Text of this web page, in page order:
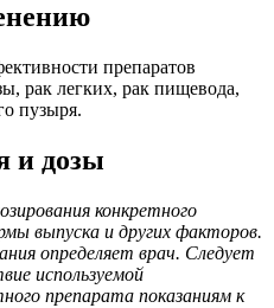
препаратов
рак легких, рак пищевода,
пузыря.
и дозы
конкретного
выпуска и других факторов.
определяет врач. Следует
используемой
препарата показаниям к